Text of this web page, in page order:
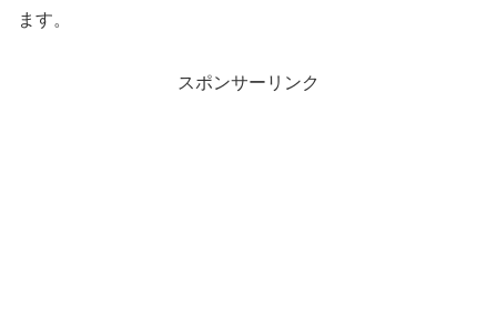
ます。
スポンサーリンク